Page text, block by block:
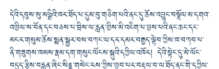
དེའི་དབུས་སུ་མཉྫིའི་ཁར་ཐོད་པ་དུམ་བུ་གཅིག་པའི་ནང་དུ་ཆོས་འབྱུང་བསྣོལ་མ་དགའ་
འཁྱིལ་ས་བོན་དང་བཅས་པ་བྲིས་ལ་རླན་གྱིས་མི་འཇིག་པ་བྱས་པའི་ནང་ཆང་དང་
མངར་གསུམ་ཆོས་སྨན་སྦྱར་བས་བཀང་ལ་དར་དམར་བརྒྱད་ལྟེབ་ཀྱིས་ཁ་བཀབ་པ་
ནི་གཟུགས་ཁམས་རྣམ་དག་གསུང་ལོངས་སྐུའི་དཀྱིལ་འཁོར། དེའི་སྟེང་དུ་མེ་ལོང་